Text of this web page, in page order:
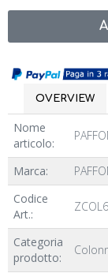
OVERVIEW
Nome
articolo:
Marca:
Codice
Art.:
Categoria
prodotto: